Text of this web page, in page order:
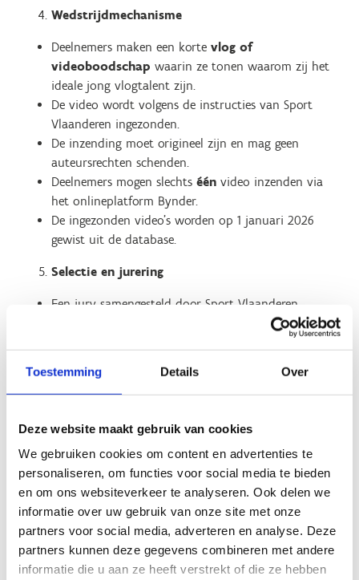
Toestemming Details Over
Deze website maakt gebruik van cookies
We gebruiken cookies om content en advertenties te
personaliseren, om functies voor social media te bieden
en om ons websiteverkeer te analyseren. Ook delen we
informatie over uw gebruik van onze site met onze
partners voor social media, adverteren en analyse. Deze
partners kunnen deze gegevens combineren met andere
informatie die u aan ze heeft verstrekt of die ze hebben
Wedstrijdmechanisme
Deelnemers maken een korte vlog of
videoboodschap waarin ze tonen waarom zij het
ideale jong vlogtalent zijn.
De video wordt volgens de instructies van Sport
Vlaanderen ingezonden.
De inzending moet origineel zijn en mag geen
auteursrechten schenden.
Deelnemers mogen slechts één video inzenden via
het onlineplatform Bynder.
De ingezonden video’s worden op 1 januari 2026
gewist uit de database.
Selectie en jurering
Een jury samengesteld door Sport Vlaanderen
Geschiktheid als jong reporter
De jury selecteertéén winnaar.
worden aangevochten.
Prijs
De winnaar wordt uitgenodigd om op
aanwezig te zijn op de cyclocross en daar als
officieel jong vlogger een verslag te maken voor
Sport Vlaanderen.